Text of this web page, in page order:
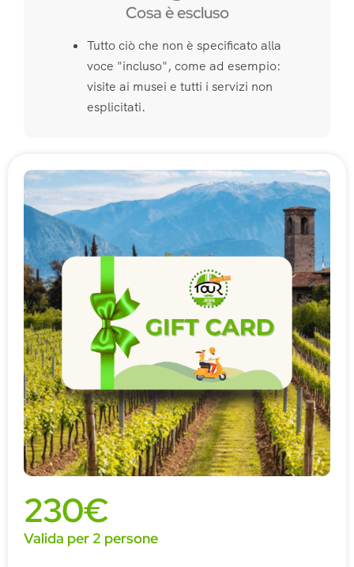
Cosa è escluso
Tutto ciò che non è specificato alla
voce "incluso", come ad esempio:
visite ai musei e tutti i servizi non
esplicitati.
230€
Valida per 2 persone